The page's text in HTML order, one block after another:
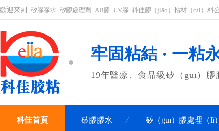
歡迎來到 矽膠膠水_矽膠處理劑_AB膠_UV膠_科佳膠（jiāo）粘材（cái）料
牢固粘結 · 一粘
19年醫療、食品級矽（guī）膠
科佳首頁 矽膠膠水 矽（guī）膠處理（lǐ